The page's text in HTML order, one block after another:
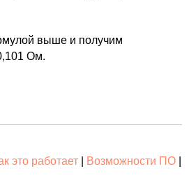
выше и получим
Ом.
это работает Возможности ПО